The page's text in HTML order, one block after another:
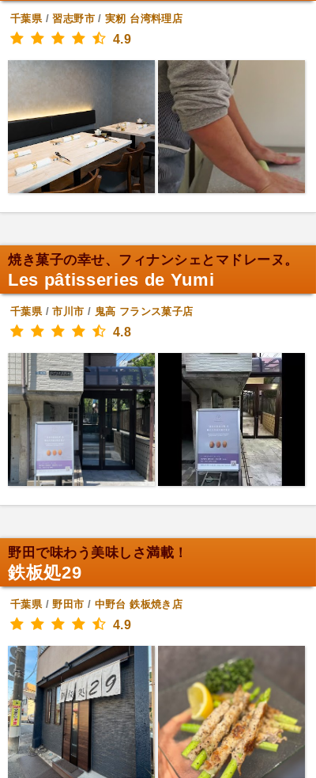
千葉県/習志野市/実籾 台湾料理店
4.9
焼き菓子の幸せ、フィナンシェとマドレーヌ。
Les pâtisseries de Yumi
千葉県/市川市 / 鬼高 フランス菓子店
4.8
野田で味わう美味しさ満載！
鉄板処29
千葉県/野田市 / 中野台 鉄板焼き店
4.9